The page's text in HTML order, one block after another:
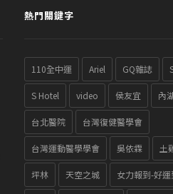
熱門關鍵字
110全中運 Ariel GQ雜誌
S Hotel video 侯友宜 內
台北醫院 台灣復健醫學會
台灣運動醫學學會 吳依霖 土
坪林 天空之城 女力報到-好運